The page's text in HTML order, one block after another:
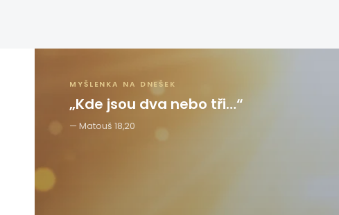
MYŠLENKA NA DNEŠEK
„Kde jsou dva nebo tři…“
Matouš 18,20